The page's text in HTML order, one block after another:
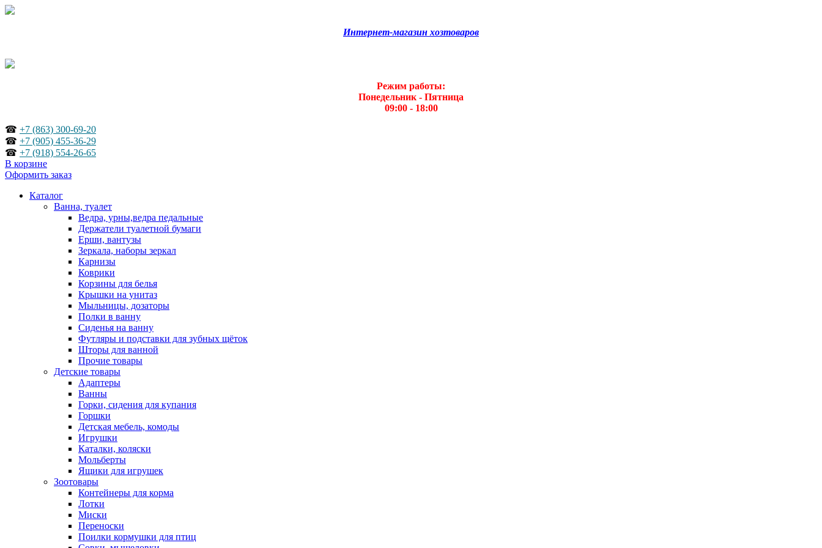
Интернет-магазин хозтоваров
Режим работы:
Понедельник - Пятница
09:00 - 18:00
☎ +7 (863) 300-69-20
☎ +7 (905) 455-36-29
☎ +7 (918) 554-26-65
В корзине
Оформить заказ
Каталог
Ванна, туалет
Ведра, урны,ведра педальные
Держатели туалетной бумаги
Ерши, вантузы
Зеркала, наборы зеркал
Карнизы
Коврики
Корзины для белья
Крышки на унитаз
Мыльницы, дозаторы
Полки в ванну
Сиденья на ванну
Футляры и подставки для зубных щёток
Шторы для ванной
Прочие товары
Детские товары
Адаптеры
Ванны
Горки, сидения для купания
Горшки
Детская мебель, комоды
Игрушки
Каталки, коляски
Мольберты
Ящики для игрушек
Зоотовары
Контейнеры для корма
Лотки
Миски
Переноски
Поилки кормушки для птиц